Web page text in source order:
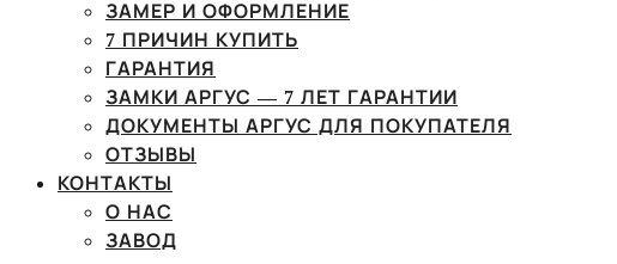
ЗАМЕР И ОФОРМЛЕНИЕ
7 ПРИЧИН КУПИТЬ
ГАРАНТИЯ
ЗАМКИ АРГУС — 7 ЛЕТ ГАРАНТИИ
ДОКУМЕНТЫ АРГУС ДЛЯ ПОКУПАТЕЛЯ
ОТЗЫВЫ
КОНТАКТЫ
О НАС
ЗАВОД